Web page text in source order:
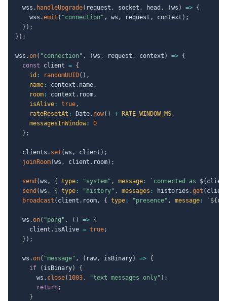
  wss
. handleUpgrade( request , socket , head , (ws ) => {
    wss
.emit ( "connection" , ws , request , context ) ;
} ) ;
} ) ;
wss .on( "connection" , (ws , request , context ) => {
const client = {
id : randomUUID( ) ,
name : context . name,
room : context . room,
isAlive : true,
rateResetAt : Date. now( ) + RATE_WINDOW_MS,
messagesInWindow :
0
} ;
  clients
. set (ws , client ) ;
joinRoom(ws , client . room) ;
send (ws , { type : "system" , message : ` connected as ${
send (ws , { type : "history" , messages : histories .get (
broadcast ( client . room, { type : "presence" , message : ` ${
  ws
.on( "pong" , ( ) => {
    client
. isAlive = true;
} ) ;
  ws
.on( "message" , ( raw, isBinary) => {
if
( isBinary)
{
      ws
. close( 1003, "text messages only" ) ;
return;
}